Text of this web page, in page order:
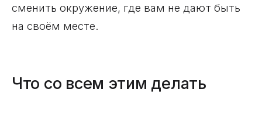
сменить окружение, где вам не дают быть
на своём месте.
Что со всем этим делать